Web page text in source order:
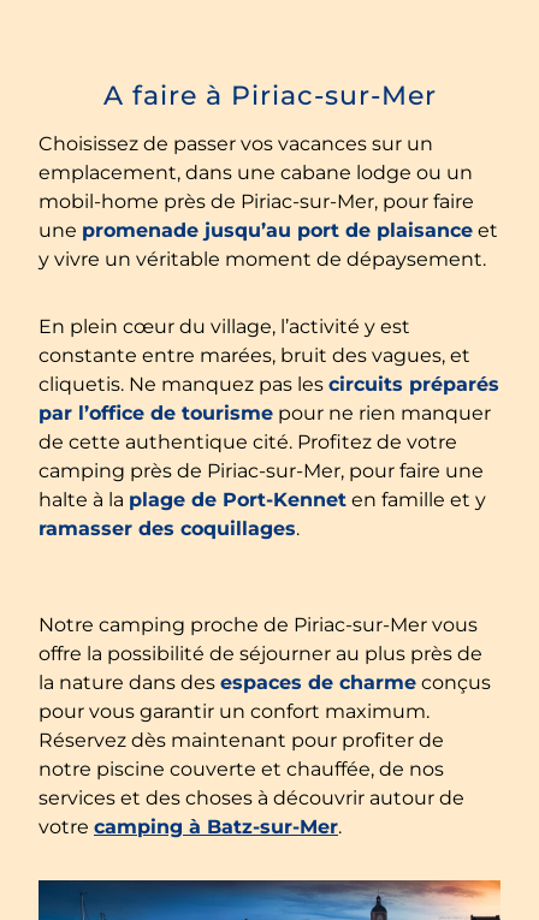
A faire à Piriac-sur-Mer
Choisissez de passer vos vacances sur un
emplacement, dans une cabane lodge ou un
mobil-home près de Piriac-sur-Mer, pour faire
une promenade jusqu’au port de plaisance et
y vivre un véritable moment de dépaysement.
En plein cœur du village, l’activité y est
constante entre marées, bruit des vagues, et
cliquetis. Ne manquez pas les circuits préparés
par l’office de tourisme pour ne rien manquer
de cette authentique cité. Profitez de votre
camping près de Piriac-sur-Mer, pour faire une
halte à la plage de Port-Kennet en famille et y
ramasser des coquillages.
Notre camping proche de Piriac-sur-Mer vous
offre la possibilité de séjourner au plus près de
la nature dans des espaces de charme conçus
pour vous garantir un confort maximum.
Réservez dès maintenant pour profiter de
notre piscine couverte et chauffée, de nos
services et des choses à découvrir autour de
votre camping à Batz-sur-Mer.